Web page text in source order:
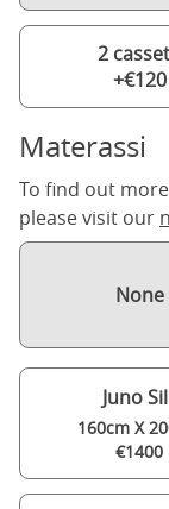
2
+€120
Materassi
To find out
please visit our
None
Juno
160cm X
€1400